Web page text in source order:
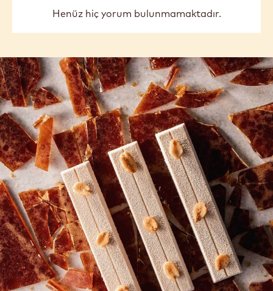
Henüz hiç yorum bulunmamaktadır.